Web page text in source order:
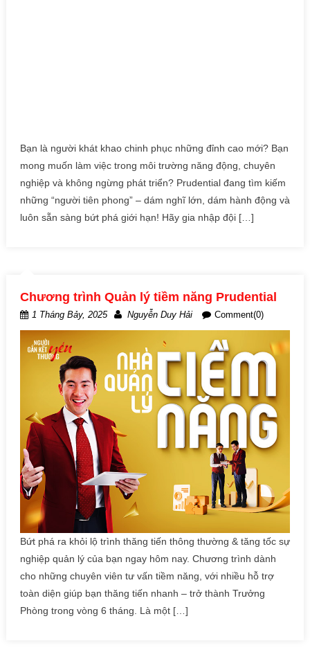
Bạn là người khát khao chinh phục những đỉnh cao mới? Bạn
mong muốn làm việc trong môi trường năng động, chuyên
nghiệp và không ngừng phát triển? Prudential đang tìm kiếm
những “người tiên phong” – dám nghĩ lớn, dám hành động và
luôn sẵn sàng bứt phá giới hạn! Hãy gia nhập đội […]
Chương trình Quản lý tiềm năng Prudential
1 Tháng Bảy, 2025 Nguyễn Duy Hải Comment(0)
Bứt phá ra khỏi lộ trình thăng tiến thông thường & tăng tốc sự
nghiệp quản lý của bạn ngay hôm nay. Chương trình dành
cho những chuyên viên tư vấn tiềm năng, với nhiều hỗ trợ
toàn diện giúp bạn thăng tiến nhanh – trở thành Trưởng
Phòng trong vòng 6 tháng. Là một […]